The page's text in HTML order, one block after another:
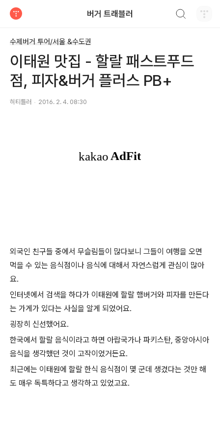
버거 트래블러
수제버거 투어/서울 &수도권
이태원 맛집 - 할랄 패스트푸드
점, 피자&버거 플러스 PB+
히티틀러 2016. 2. 4. 08:30
외국인 친구들 중에서 무슬림들이 많다보니 그들이 여행을 오면
먹을 수 있는 음식점이나 음식에 대해서 자연스럽게 관심이 많아
요.
인터넷에서 검색을 하다가 이태원에 할랄 햄버거와 피자를 만든다
는 가게가 있다는 사실을 알게 되었어요.
굉장히 신선했어요.
한국에서 할랄 음식이라고 하면 아랍국가나 파키스탄, 중앙아시아
음식을 생각했던 것이 고작이었거든요.
최근에는 이태원에 할랄 한식 음식점이 몇 군데 생겼다는 것만 해
도 매우 독특하다고 생각하고 있었고요.